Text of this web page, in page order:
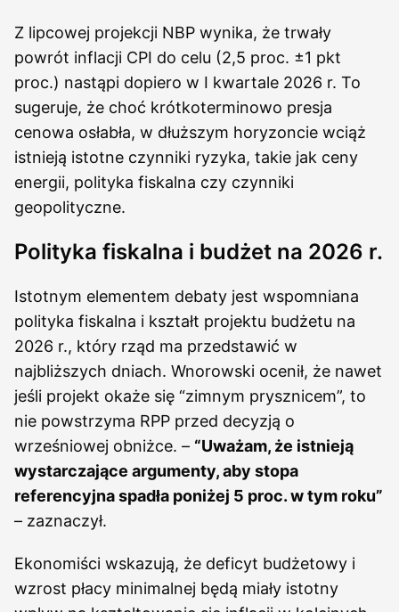
Z lipcowej projekcji NBP wynika, że trwały
powrót inflacji CPI do celu (2,5 proc. ±1 pkt
proc.) nastąpi dopiero w I kwartale 2026 r. To
sugeruje, że choć krótkoterminowo presja
cenowa osłabła, w dłuższym horyzoncie wciąż
istnieją istotne czynniki ryzyka, takie jak ceny
energii, polityka fiskalna czy czynniki
geopolityczne.
Polityka fiskalna i budżet na 2026 r.
Istotnym elementem debaty jest wspomniana
polityka fiskalna i kształt projektu budżetu na
2026 r., który rząd ma przedstawić w
najbliższych dniach. Wnorowski ocenił, że nawet
jeśli projekt okaże się “zimnym prysznicem”, to
nie powstrzyma RPP przed decyzją o
wrześniowej obniżce. – “Uważam, że istnieją
wystarczające argumenty, aby stopa
referencyjna spadła poniżej 5 proc. w tym roku”
– zaznaczył.
Ekonomiści wskazują, że deficyt budżetowy i
wzrost płacy minimalnej będą miały istotny